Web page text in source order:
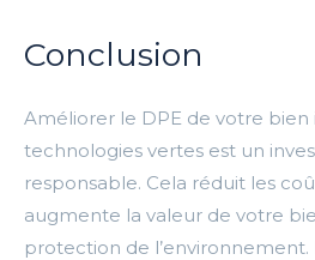
Conclusion
Améliorer le DPE de votre
technologies vertes est un
responsable. Cela réduit les
augmente la valeur de votre
protection de